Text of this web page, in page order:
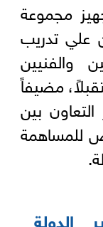
مجموعة
علي تدريب
والفنيين
مضيفاً
بين
للمساهمة
الدولة